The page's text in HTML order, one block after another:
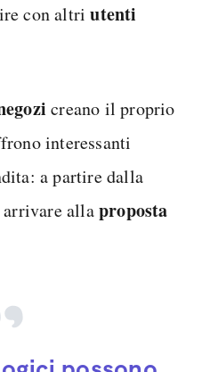
con altriutenti
creano il proprio
interessanti
a partire dalla
arrivare allaproposta